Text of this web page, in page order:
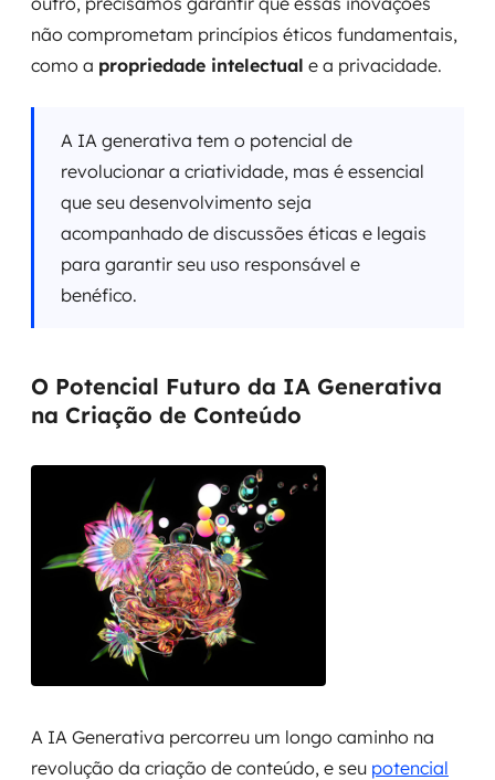
não comprometam princípios éticos fundamentais,
como a propriedade intelectual e a privacidade.
A IA generativa tem o potencial de
revolucionar a criatividade, mas é essencial
que seu desenvolvimento seja
acompanhado de discussões éticas e legais
para garantir seu uso responsável e
benéfico.
O Potencial Futuro da IA Generativa
na Criação de Conteúdo
A IA Generativa percorreu um longo caminho na
revolução da criação de conteúdo, e seu potencial